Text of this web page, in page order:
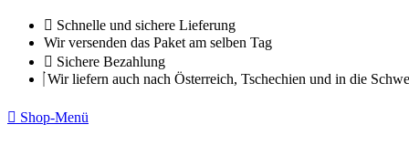
Zum
Inhalt
springen
Schnelle und sichere Lieferung
Wir versenden das Paket am selben Tag
Sichere Bezahlung
Wir liefern auch nach Österreich, Tschechien und in die
Shop-Menü